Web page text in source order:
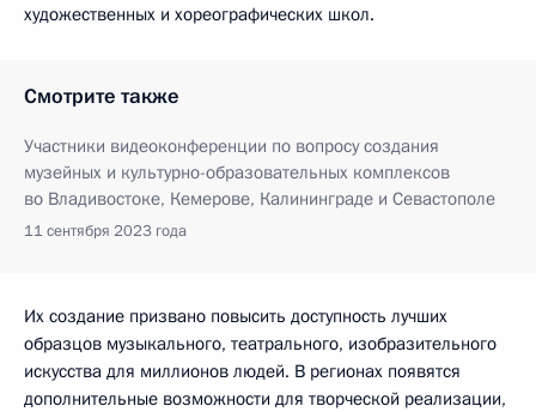
художественных и хореографических школ.
Смотрите также
Участники видеоконференции по вопросу создания
музейных и культурно-образовательных комплексов
во Владивостоке, Кемерове, Калининграде и Севастополе
11 сентября 2023 года
Их создание призвано повысить доступность лучших
образцов музыкального, театрального, изобразительного
искусства для миллионов людей. В регионах появятся
дополнительные возможности для творческой реализации,